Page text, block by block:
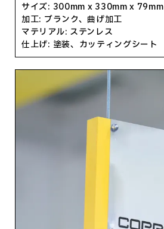
サイズ: 300mm x 330mm x 79mm
加工: ブランク、曲げ加工
マテリアル: ステンレス
仕上げ: 塗装、カッティングシート